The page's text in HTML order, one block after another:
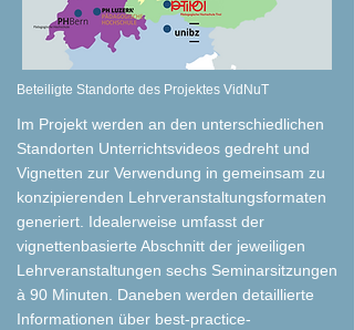
​Beteiligte Standorte des Projektes VidNuT
Im Projekt werden an den unterschiedlichen
Standorten Unterrichtsvideos gedreht und
Vignetten zur Verwendung in gemeinsam zu
konzipierenden Lehrveranstaltungsformaten
generiert. Idealerweise umfasst der
vignettenbasierte Abschnitt der jeweiligen
Lehrveranstaltungen sechs Seminarsitzungen
à 90 Minuten. Daneben werden detaillierte
Informationen über best-practice-